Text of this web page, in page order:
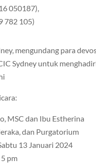
050187),
782 105)
mengundang para
Sydney untuk
MSC dan Ibu Estherina
dan Purgatorium
13 Januari 2024
pm